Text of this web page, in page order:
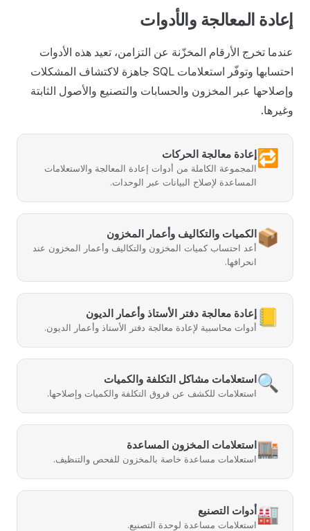
إعادة المعالجة والأدوات
عندما تخرج الأرقام المخزّنة عن التزامن، تعيد هذه الأدوات
احتسابها وتوفّر استعلامات SQL جاهزة لاكتشاف المشكلات
وإصلاحها عبر المخزون والحسابات والتصنيع والأصول الثابتة
وغيرها.
🔁 إعادة معالجة الحركات
المجموعة الكاملة من أدوات إعادة المعالجة والاستعلامات
المساعدة لإصلاح البيانات عبر الوحدات.
📦الكميات والتكاليف وأعمار المخزون
أعد احتساب كميات المخزون والتكاليف وأعمار المخزون عند
انحرافها.
📒 إعادة معالجة دفتر الأستاذ وأعمار الديون
أدوات محاسبية لإعادة معالجة دفتر الأستاذ وأعمار الديون.
🔍استعلامات مشاكل التكلفة والكميات
استعلامات للكشف عن فروق التكلفة والكميات وإصلاحها.
🏬استعلامات المخزون المساعدة
استعلامات مساعدة خاصة بالمخزون للفحص والتنظيف.
🏭أدوات التصنيع
استعلامات مساعدة لوحدة التصنيع.